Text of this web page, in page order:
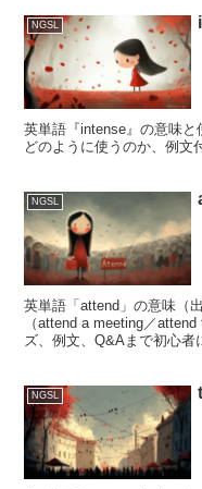
NGSL
英単語『intense』の意味
どのように使うのか、例文
NGSL
英単語「attend」の意味（
（attend a meeting／
ズ、例文、Q&Aまで初心者
NGSL